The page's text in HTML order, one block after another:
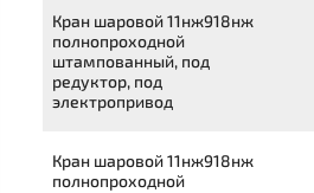
Кран шаровой11нж918нж
полнопроходной
штампованный, под
редуктор, под
электропривод
Кран шаровой11нж918нж
полнопроходной